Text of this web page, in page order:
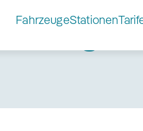
FahrzeugeStationen